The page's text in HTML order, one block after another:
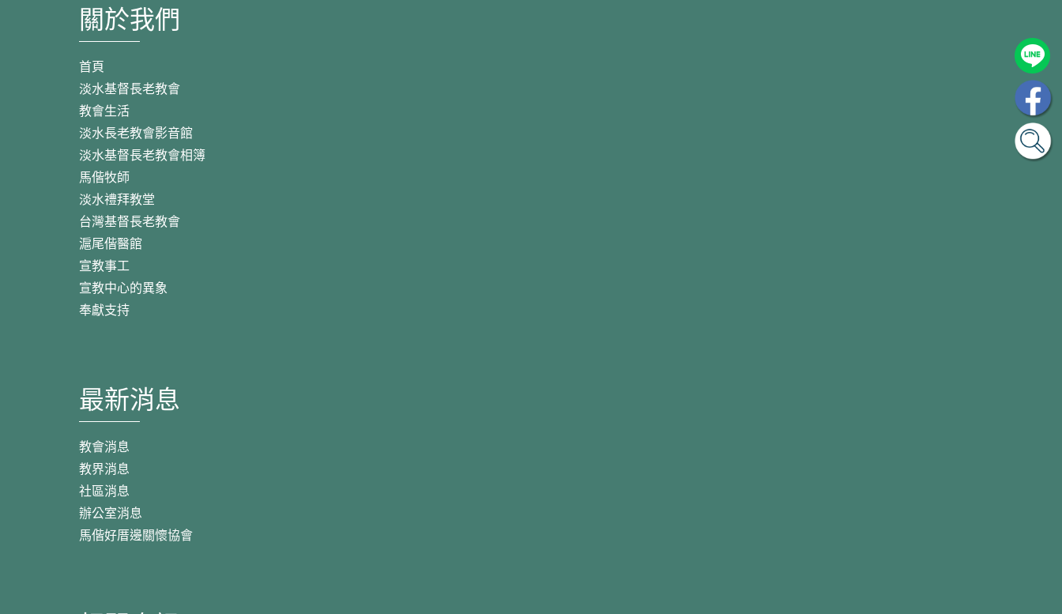
關於我們
首頁
淡水基督長老教會
教會生活
淡水長老教會影音館
淡水基督長老教會相簿
馬偕牧師
淡水禮拜教堂
台灣基督長老教會
滬尾偕醫館
宣教事工
宣教中心的異象
奉獻支持
最新消息
教會消息
教界消息
社區消息
辦公室消息
馬偕好厝邊關懷協會